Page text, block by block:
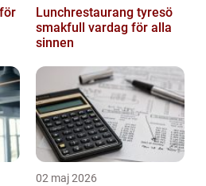
Lunchrestaurang tyresö
smakfull vardag för alla
sinnen
02 maj 2026